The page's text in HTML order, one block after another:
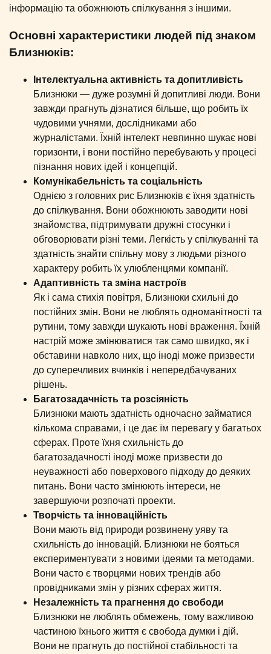
інформацію та обожнюють спілкування з іншими.
Основні характеристики людей під знаком
Близнюків:
Інтелектуальна активність та допитливість
Близнюки — дуже розумні й допитливі люди. Вони
завжди прагнуть дізнатися більше, що робить їх
чудовими учнями, дослідниками або
журналістами. Їхній інтелект невпинно шукає нові
горизонти, і вони постійно перебувають у процесі
пізнання нових ідей і концепцій.
Комунікабельність та соціальність
Однією з головних рис Близнюків є їхня здатність
до спілкування. Вони обожнюють заводити нові
знайомства, підтримувати дружні стосунки і
обговорювати різні теми. Легкість у спілкуванні та
здатність знайти спільну мову з людьми різного
характеру робить їх улюбленцями компанії.
Адаптивність та зміна настроїв
Як і сама стихія повітря, Близнюки схильні до
постійних змін. Вони не люблять одноманітності та
рутини, тому завжди шукають нові враження. Їхній
настрій може змінюватися так само швидко, як і
обставини навколо них, що іноді може призвести
до суперечливих вчинків і непередбачуваних
рішень.
Багатозадачність та розсіяність
Близнюки мають здатність одночасно займатися
кількома справами, і це дає їм перевагу у багатьох
сферах. Проте їхня схильність до
багатозадачності іноді може призвести до
неуважності або поверхового підходу до деяких
питань. Вони часто змінюють інтереси, не
завершуючи розпочаті проекти.
Творчість та інноваційність
Вони мають від природи розвинену уяву та
схильність до інновацій. Близнюки не бояться
експериментувати з новими ідеями та методами.
Вони часто є творцями нових трендів або
провідниками змін у різних сферах життя.
Незалежність та прагнення до свободи
Близнюки не люблять обмежень, тому важливою
частиною їхнього життя є свобода думки і дій.
Вони не прагнуть до постійної стабільності та